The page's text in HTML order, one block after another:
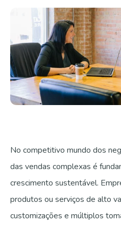
Fale com
No competitivo mundo dos
das vendas complexas é
crescimento sustentável.
produtos ou serviços de alto
customizações e múltiplos